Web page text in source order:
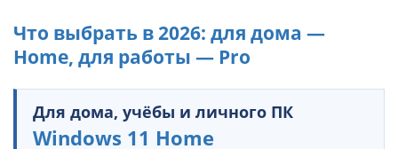
Что выбрать в 2026: для дома —
Home, для работы — Pro
Для дома, учёбы и личного ПК
Windows 11 Home